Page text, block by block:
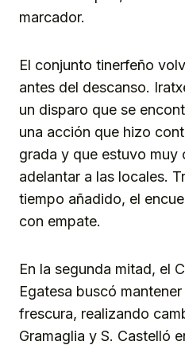
marcador.
El conjunto tinerfeño
antes del descanso.
un disparo que se
una acción que hizo
grada y que estuvo muy
adelantar a las locales.
tiempo añadido, el
con empate.
En la segunda mitad, el
Egatesa buscó
frescura, realizando
Gramaglia y S. Castelló